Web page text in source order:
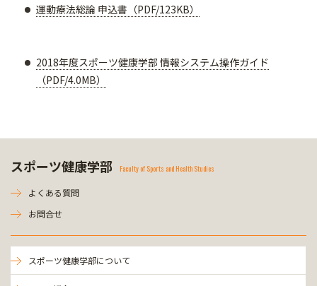
運動療法総論 申込書（PDF/123KB）
2018年度スポーツ健康学部 情報システム操作ガイド
（PDF/4.0MB）
スポーツ健康学部 Faculty of Sports and Health Studies
よくある質問
お問合せ
スポーツ健康学部について